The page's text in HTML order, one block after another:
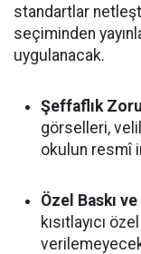
standartlar
seçiminden
uygulanacak.
Şeffaflık
görselleri,
okulun resmî
Özel Baskı
kısıtlayıcı